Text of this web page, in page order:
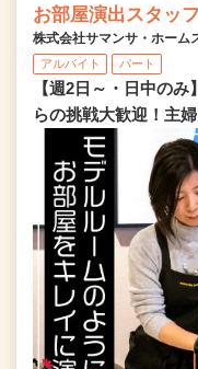
お部屋演出スタッ
株式会社サマンサ・ホーム
アルバイト パート
【週2日～・日中の
らの挑戦大歓迎！主